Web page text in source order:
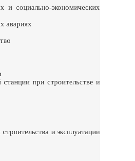
социально-экономических
авариях
при строительстве и
и эксплуатации